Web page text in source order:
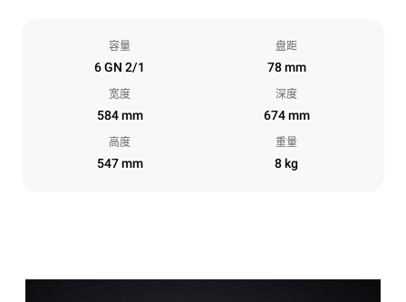
容量
6 GN 2/1
盘距
78 mm
宽度
584 mm
深度
674 mm
高度
547 mm
重量
8 kg